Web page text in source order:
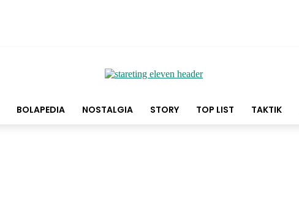
BOLAPEDIA NOSTALGIA STORY TOP LIST TAKTIK